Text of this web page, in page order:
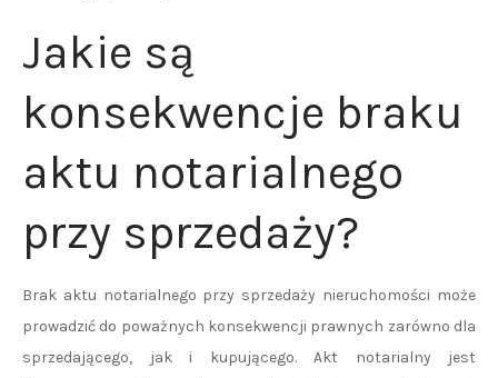
Jakie są
konsekwencje braku
aktu notarialnego
przy sprzedaży?
Brak aktu notarialnego przy sprzedaży nieruchomości może
prowadzić do poważnych konsekwencji prawnych zarówno dla
sprzedającego, jak i kupującego. Akt notarialny jest